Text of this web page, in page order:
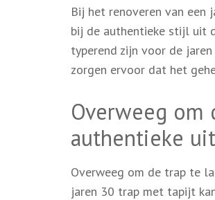
Bij het renoveren van
bij de authentieke stijl uit
typerend zijn voor de
zorgen ervoor dat het
Overweeg
authentieke
Overweeg om de trap te
jaren 30 trap met tapijt